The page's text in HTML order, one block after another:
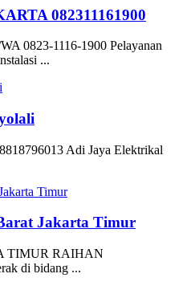
082311161900
0823-1116-1900 Pelayanan
...
Adi Jaya Elektrikal
Jakarta Timur
TIMUR RAIHAN
di bidang ...